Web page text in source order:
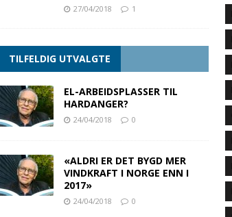
27/04/2018 1
TILFELDIG UTVALGTE
EL-ARBEIDSPLASSER TIL
HARDANGER?
24/04/2018 0
«ALDRI ER DET BYGD MER
VINDKRAFT I NORGE ENN I
2017»
24/04/2018 0